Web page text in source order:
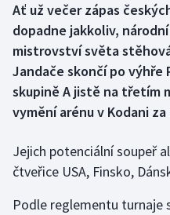
Box
Curling
Dostihy
Futsal
Golf
Ať už večer zápas
dopadne jakkoliv,
mistrovství světa
Jandače skončí po výhře
skupině A jistě na třetím
vymění arénu v Kodani
Jejich potenciální soupeř
čtveřice USA, Finsko,
Podle reglementu turnaje